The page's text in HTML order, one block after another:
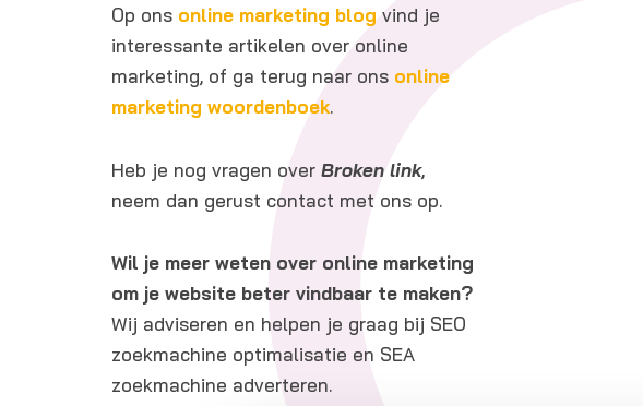
Op ons online marketing blog vind je
interessante artikelen over online
marketing, of ga terug naar ons online
marketing woordenboek.
Heb je nog vragen over Broken link,
neem dan gerust contact met ons op.
Wil je meer weten over online marketing
om je website beter vindbaar te maken?
Wij adviseren en helpen je graag bij SEO
zoekmachine optimalisatie en SEA
zoekmachine adverteren.